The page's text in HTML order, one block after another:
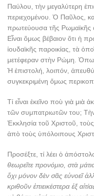
Παύλου, τὴν μεγαλύτερη
περιεχομένου. Ὁ Παῦλος,
πρωτεύουσα τῆς Ρωμαϊκῆς
Εἶναι ὅμως βέβαιον ὅτι ἡ
ἰουδαϊκῆς παροικίας, τὰ
μετέφεραν στὴν Ρώμη.
Ἡ ἐπιστολή, λοιπόν,
συγκεκριμένη ὅμως
Τί εἶναι ἐκεῖνο ποὺ γιὰ
τῶν συμπατριωτῶν του;
Ἐκκλησία τοῦ Χριστοῦ,
ἀπὸ τοὺς ὑπόλοιπους
Προσέξτε, τί λέει ὁ
θεωρεῖτε προνόμιο, στὰ
ὄχι μόνον δὲν σᾶς εὐνοεῖ
κριθοῦν ἐπιεικέστερα ἐξ